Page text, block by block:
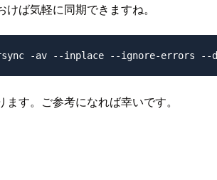
ば気軽に同期できますね。
す。ご参考になれば幸いです。